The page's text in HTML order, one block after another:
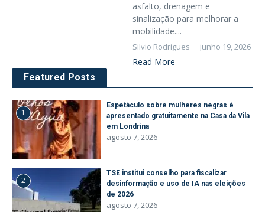
asfalto, drenagem e
sinalização para melhorar a
mobilidade....
Silvio Rodrigues junho 19, 2026
Read More
Featured Posts
1
Espetáculo sobre mulheres negras é
apresentado gratuitamente na Casa da Vila
em Londrina
agosto 7, 2026
2
TSE institui conselho para fiscalizar
desinformação e uso de IA nas eleições
de 2026
agosto 7, 2026